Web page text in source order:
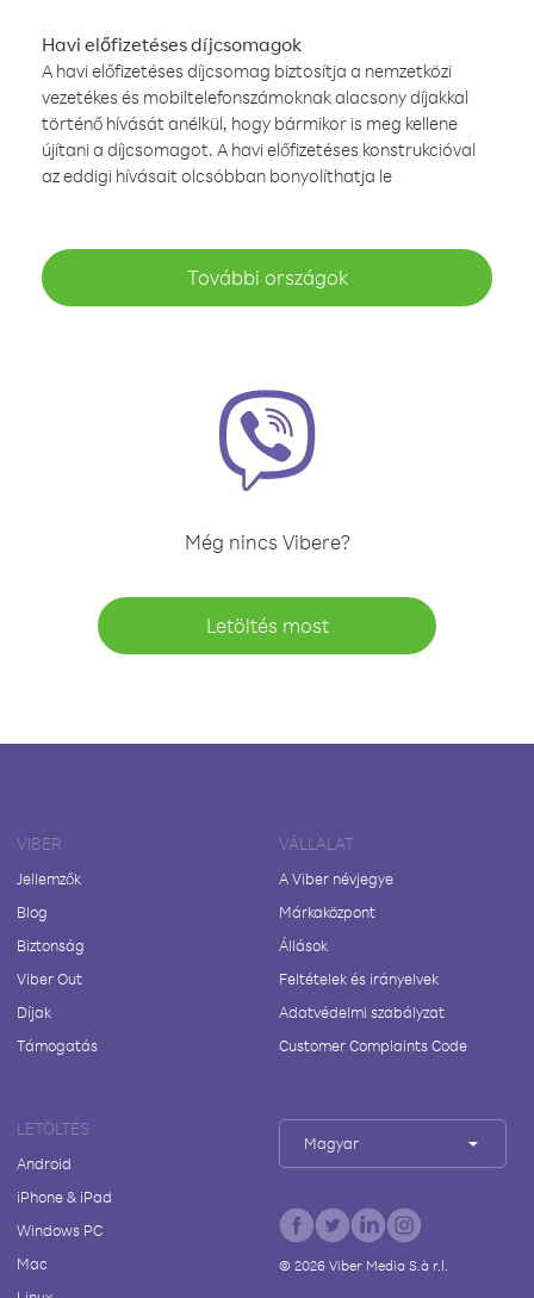
Havi előfizetéses díjcsomagok
A havi előfizetéses díjcsomag biztosítja a nemzetközi
vezetékes és mobiltelefonszámoknak alacsony díjakkal
történő hívását anélkül, hogy bármikor is meg kellene
újítani a díjcsomagot. A havi előfizetéses konstrukcióval
az eddigi hívásait olcsóbban bonyolíthatja le
További országok
Még nincs Vibere?
Letöltés most
VIBER
Jellemzők
Blog
Biztonság
Viber Out
Díjak
Támogatás
VÁLLALAT
A Viber névjegye
Márkaközpont
Állások
Feltételek és irányelvek
Adatvédelmi szabályzat
Customer Complaints Code
LETÖLTÉS
Android
iPhone & iPad
Windows PC
Mac
Magyar
© 2026Viber Media S.à r.l.